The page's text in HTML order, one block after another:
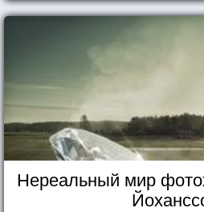
Нереальный мир